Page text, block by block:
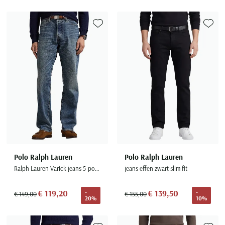
Slater
State of Art
Superdry
Tenson
Thomas Maine
Tommy Hilfiger
Tramarossa
UBR
Wellington of Billmore
Xacus
Alle merken
Polo Ralph Lauren
Ralph Lauren Varick jeans 5-pocket slim straight
€ 149,00€ 119,20
-
20%
Toevoegen aan favorieten
Polo Ralph Lauren
jeans effen zwart slim fit
€ 155,00€ 139,50
-
10%